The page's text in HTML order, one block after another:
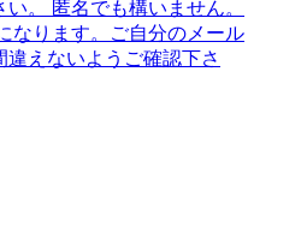
。 匿名でも構いません。
なります。ご自分のメール
違えないようご確認下さ